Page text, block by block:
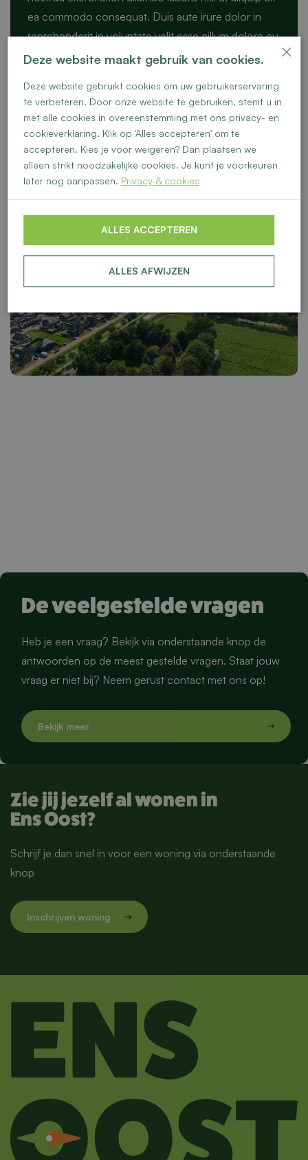
Bekijk woningen
ea commodo consequat. Duis aute irure dolor in
reprehenderit in voluptate velit esse cillum dolore eu
fugiat nulla pariatur.
Excepteur sint occaecat cupidatat non proident,
sunt in culpa qui officia deserunt mollit anim id est
laborum.
Bekijk woningen
De veelgestelde vragen
Heb je een vraag? Bekijk via onderstaande knop de
antwoorden op de meest gestelde vragen. Staat jouw
vraag er niet bij? Neem gerust contact met ons op!
Zie jij jezelf al wonen in
Ens Oost?
Schrijf je dan snel in voor een woning via onderstaande
knop
×
Deze website maakt gebruik van cookies.
Deze website gebruikt cookies om uw gebruikerservaring
te verbeteren. Door onze website te gebruiken, stemt u in
met alle cookies in overeenstemming met ons privacy- en
cookieverklaring. Klik op 'Alles accepteren' om te
accepteren. Kies je voor weigeren? Dan plaatsen we
alleen strikt noodzakelijke cookies. Je kunt je voorkeuren
later nog aanpassen. Privacy & cookies
ALLES ACCEPTEREN
ALLES AFWIJZEN